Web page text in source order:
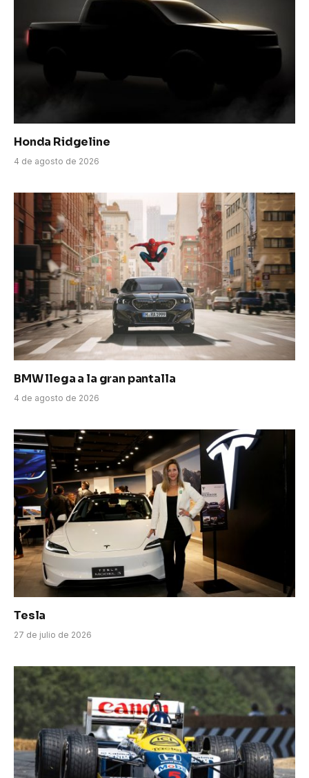
Honda Ridgeline
4 de agosto de 2026
BMW llega a la gran pantalla
4 de agosto de 2026
Tesla
27 de julio de 2026